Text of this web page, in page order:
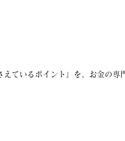
ているポイント」を、お金の専